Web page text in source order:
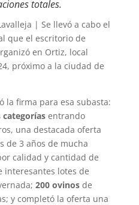
totales.
| Se llevó a cabo el
que el escritorio de
en Ortiz, local
próximo a la ciudad de
la firma para esa subasta:
categoríasentrando
una destacada oferta
de 3 años de mucha
calidad y cantidad de
interesantes lotes de
200 ovinosde
y completó la oferta una